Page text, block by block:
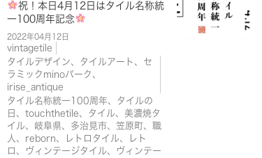
que
祝！本日4月12日はタイル名称統
一100周年記念
2022年04月12日
vintagetile
タイルデザイン、タイルアート、セ
ラミックminoパーク、
irise_antique
タイル名称統一100周年、タイルの
日、touchthetile、タイル、美濃焼タ
イル、岐阜県、多治見市、笠原町、職
人、reborn、レトロタイル、レト
ロ、ヴィンテージタイル、ヴィンテー